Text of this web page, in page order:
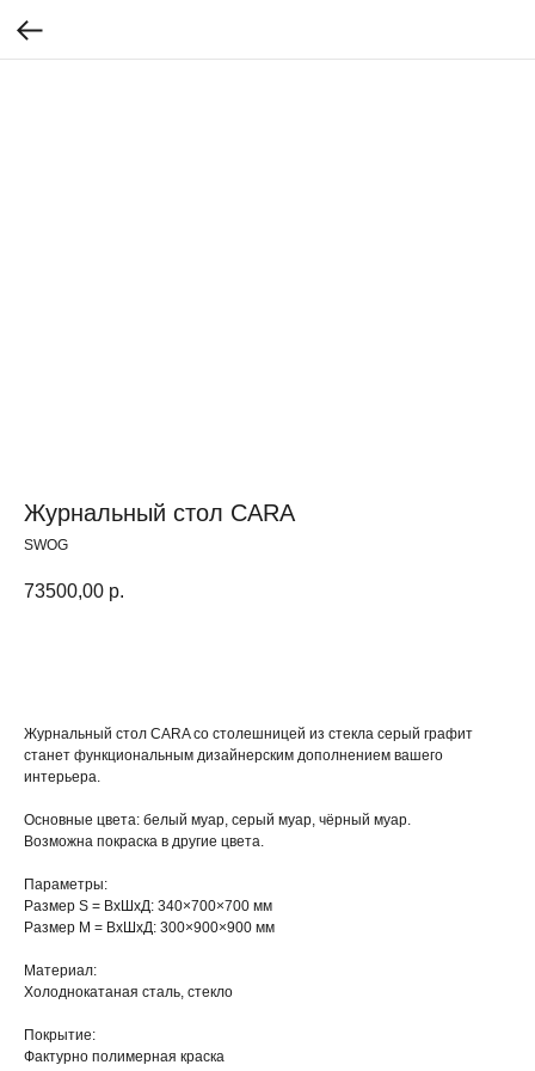
Журнальный стол CARA
SWOG
73500,00 р.
Журнальный стол CARA со столешницей из стекла серый графит
станет функциональным дизайнерским дополнением вашего
интерьера.
Основные цвета: белый муар, серый муар, чёрный муар.
Возможна покраска в другие цвета.
Параметры:
Размер S = ВхШхД: 340×700×700 мм
Размер M = ВхШхД: 300×900×900 мм
Материал:
Холоднокатаная сталь, стекло
Покрытие:
Фактурно полимерная краска